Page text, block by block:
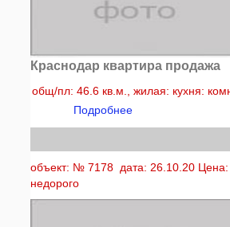
Краснодар квартира продажа
общ/пл: 46.6 кв.м., жилая: кухня:
Подробнее
объект: № 7178 дата: 26.10.20 Цена:
недорого